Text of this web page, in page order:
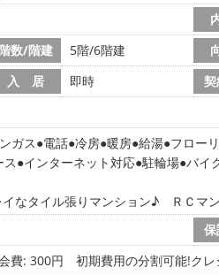
数/階建 5階/6階建
入 居 即時
ガス 電話 冷房 暖房 給湯 フロー
ス インターネット対応 駐輪場 バイ
なタイル張りマンション♪ ＲＣマ
費: 300円
初期費用の分割可能!ク